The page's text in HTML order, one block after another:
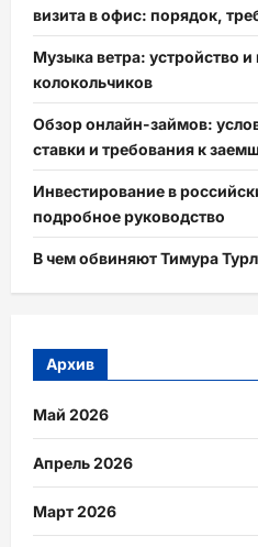
визита в офис: порядок,
Музыка ветра: устройство
колокольчиков
Обзор онлайн-займов:
ставки и требования к
Инвестирование в
подробное руководство
В чем обвиняют Тимура
Архив
Май 2026
Апрель 2026
Март 2026